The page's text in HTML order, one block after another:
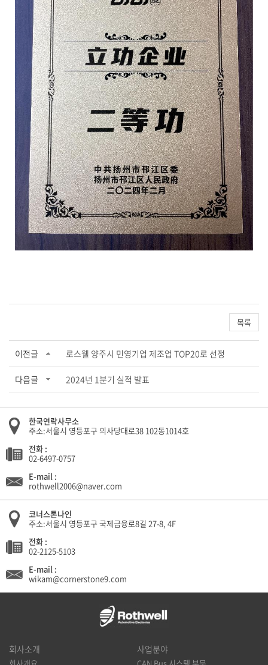
목록
이전글 로스웰 양주시 민영기업 제조업 TOP20로 선정
다음글 2024년 1분기 실적 발표
한국연락사무소
주소:서울시 영등포구 의사당대로38 102동1014호
전화 :
02-6497-0757
E-mail :
rothwell2006@naver.com
코너스톤나인
주소:서울시 영등포구 국제금융로8길 27-8, 4F
전화 :
02-2125-5103
E-mail :
wikam@cornerstone9.com
회사소개 사업분야